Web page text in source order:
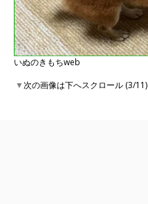
いぬのきもちweb
▼次の画像は下へスクロール (3/11)